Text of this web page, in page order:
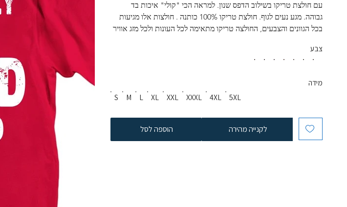
עם חולצת טריקו בשילוב הדפס שנון. למראה הכי "קולי" איכות בד
גבוהה. מגע נעים לגוף. חולצת טריקו 100% כותנה . חולצות אלו מגיעות
בכל הגוונים והצבעים, החולצה טריקו מתאימה לכל העונות ולכל מזג אוויר
צבע
S M L XL XXL XXXL 4XL 5XL
מידה
הוספה לסל לקנייה מהירה